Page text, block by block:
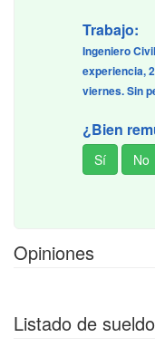
Trabajo:
Ingeniero
experiencia,
viernes. Sin
¿Bien
Opiniones
Listado de